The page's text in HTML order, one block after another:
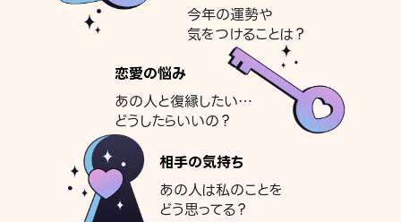
今年の運勢や
気をつけることは？
恋愛の悩み
あの人と復縁したい…
どうしたらいいの？
相手の気持ち
あの人は私のことを
どう思ってる？